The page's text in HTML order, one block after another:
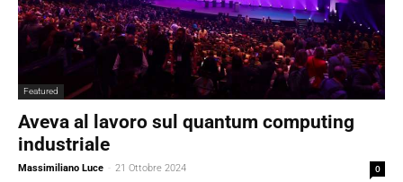
Featured
Aveva al lavoro sul quantum computing
industriale
Massimiliano Luce - 21 Ottobre 2024 0